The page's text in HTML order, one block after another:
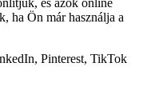
ha Ön már használja a
Pinterest, TikTok